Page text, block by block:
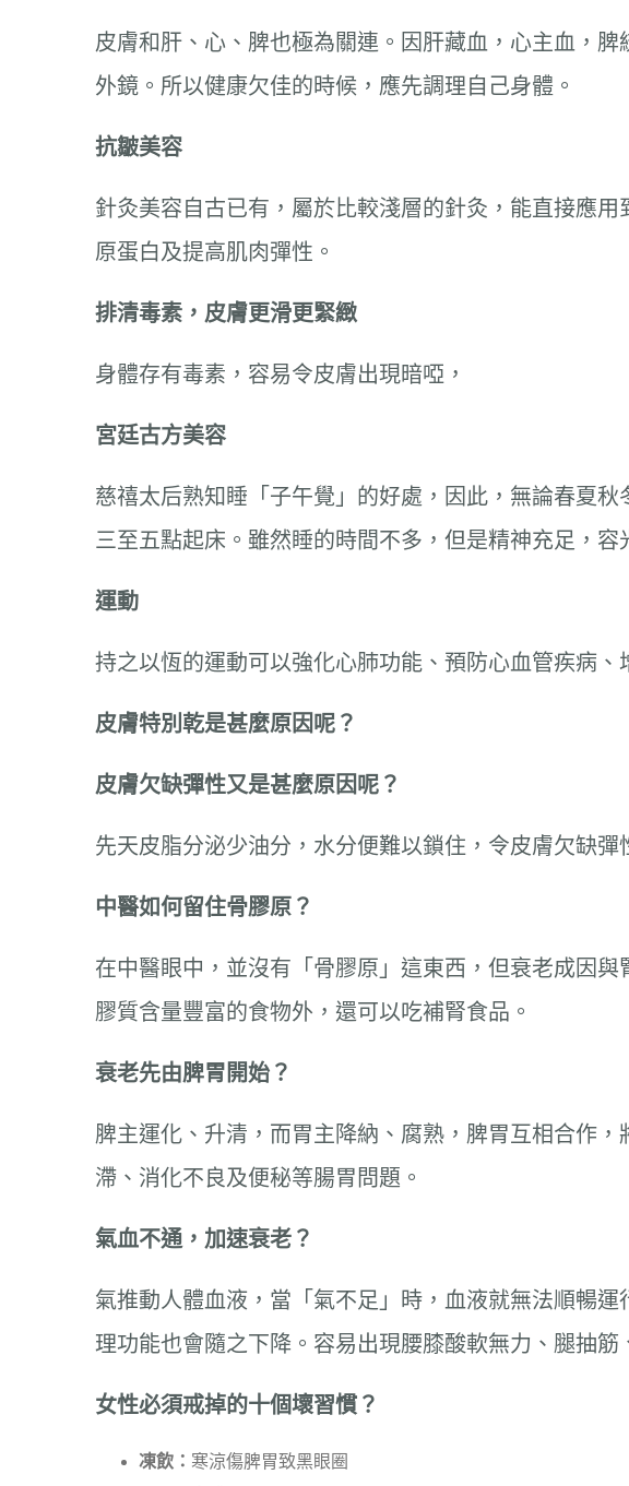
皮膚和肝、心、脾也極為關連。因肝藏血，心主血，
外鏡。所以健康欠佳的時候，應先調理自己身體。
抗皺美容
針灸美容自古已有，屬於比較淺層的針灸，能直接應
原蛋白及提高肌肉彈性。
排清毒素，皮膚更滑更緊緻
身體存有毒素，容易令皮膚出現暗啞，
宮廷古方美容
慈禧太后熟知睡「子午覺」的好處，因此，無論春夏
三至五點起床。雖然睡的時間不多，但是精神充足，
運動
持之以恆的運動可以強化心肺功能、預防心血管疾病
皮膚特別乾是甚麼原因呢？
皮膚欠缺彈性又是甚麼原因呢？
先天皮脂分泌少油分，水分便難以鎖住，令皮膚欠缺彈
中醫如何留住骨膠原？
在中醫眼中，並沒有「骨膠原」這東西，但衰老成因
膠質含量豐富的食物外，還可以吃補腎食品。
衰老先由脾胃開始？
脾主運化、升清，而胃主降納、腐熟，脾胃互相合作
滯、消化不良及便秘等腸胃問題。
氣血不通，加速衰老？
氣推動人體血液，當「氣不足」時，血液就無法順暢
理功能也會隨之下降。容易出現腰膝酸軟無力、腿抽
女性必須戒掉的十個壞習慣？
凍飲： 寒涼傷脾胃致黑眼圈